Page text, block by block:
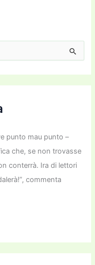
punto mau punto –
che, se non trovasse
conterrà. Ira di lettori
commenta